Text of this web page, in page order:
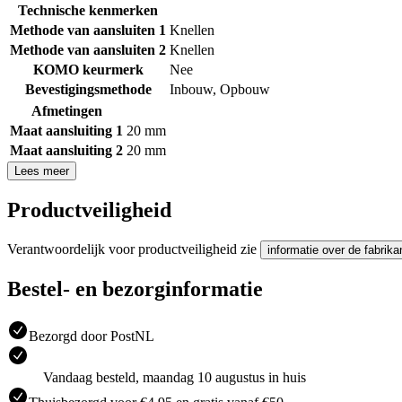
Technische kenmerken
Methode van aansluiten 1 Knellen
Methode van aansluiten 2 Knellen
KOMO keurmerk
Nee
Bevestigingsmethode
Inbouw, Opbouw
Afmetingen
Maat aansluiting 1 20 mm
Maat aansluiting 2 20 mm
Lees meer
Productveiligheid
Verantwoordelijk voor productveiligheid zie informatie over de
Bestel- en bezorginformatie
Bezorgd door PostNL
Vandaag besteld, maandag 10 augustus in huis